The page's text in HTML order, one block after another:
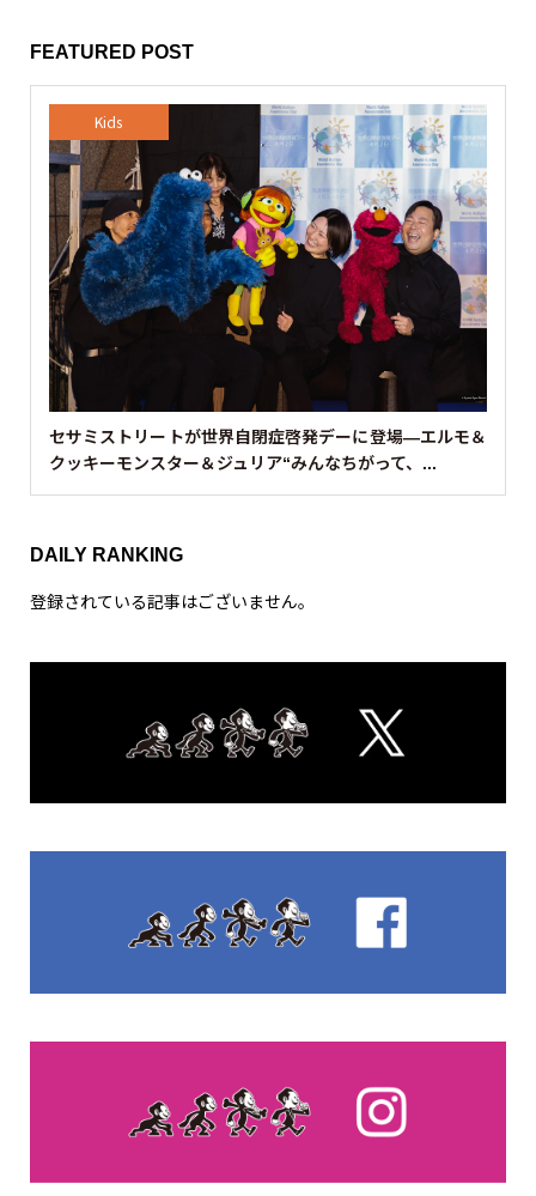
FEATURED POST
Kids
セサミストリートが世界自閉症啓発デーに登場—エルモ＆
クッキーモンスター＆ジュリア“みんなちがって、...
DAILY RANKING
登録されている記事はございません。